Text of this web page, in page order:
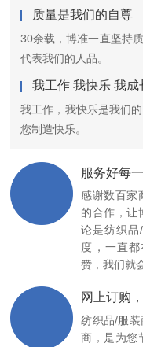
质量是我们的自尊
30余载，博准一直坚持
代表我们的人品。
我工作 我快乐 我成
我工作，我快乐是我们
您制造快乐。
服务好每
感谢数百家
的合作，让
论是纺织品
度，一直
赞，我们就
网上订购
纺织品/服
商，是为您